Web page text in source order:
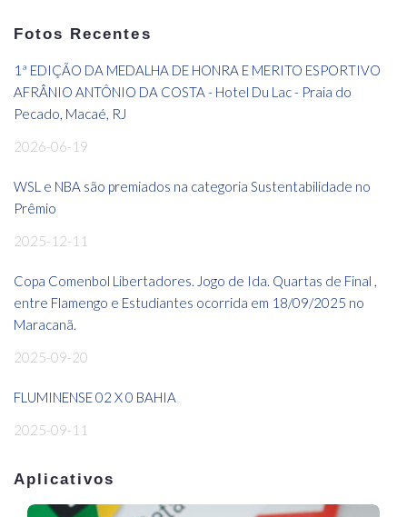
Fotos Recentes
1ª EDIÇÃO DA MEDALHA DE HONRA E MERITO ESPORTIVO
AFRÂNIO ANTÔNIO DA COSTA - Hotel Du Lac - Praia do
Pecado, Macaé, RJ
2026-06-19
WSL e NBA são premiados na categoria Sustentabilidade no
Prêmio
2025-12-11
Copa Comenbol Libertadores. Jogo de Ida. Quartas de Final ,
entre Flamengo e Estudiantes ocorrida em 18/09/2025 no
Maracanã.
2025-09-20
FLUMINENSE 02 X 0 BAHIA
2025-09-11
Aplicativos